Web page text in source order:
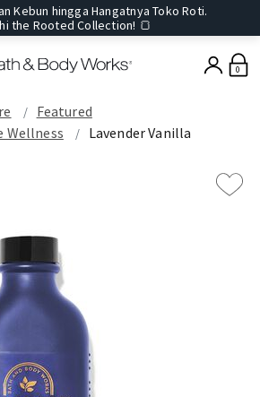
Kebun hingga Hangatnya Toko Roti.
the Rooted Collection! 🍞
0
Featured
Wellness
Lavender Vanilla